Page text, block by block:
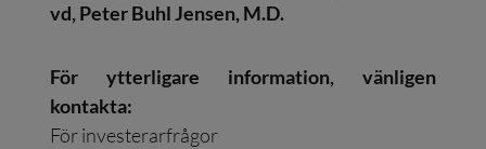
vd, Peter Buhl Jensen, M.D.
För ytterligare information, vänligen
kontakta:
För investerarfrågor